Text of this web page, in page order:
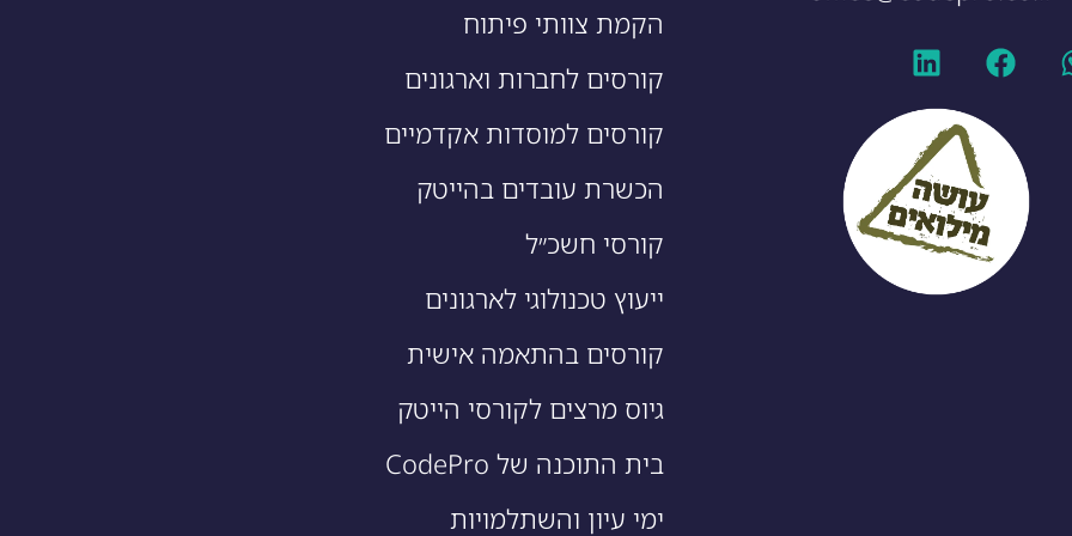
הקמת צוותי פיתוח
קורסים לחברות וארגונים
קורסים למוסדות אקדמיים
הכשרת עובדים בהייטק
קורסי חשכ״ל
ייעוץ טכנולוגי לארגונים
קורסים בהתאמה אישית
גיוס מרצים לקורסי הייטק
בית התוכנה של CodePro
ימי עיון והשתלמויות